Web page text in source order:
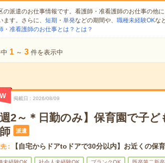
の派遣のお仕事情報です。看護師・准看護師のお仕事の他に
ます。さらに、 短期 ・ 単発などの期間や、 職種未経験OKな
・准看護師のお仕事とは？とは？
1 ～ 3 件を表示中
掲載日 2026/08/09
週2～＊日勤のみ】保育園で子
派遣
【自宅からドアtoドアで30分以内】お近くの保